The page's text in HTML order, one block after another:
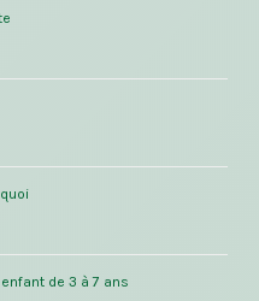
de 3 à 7 ans